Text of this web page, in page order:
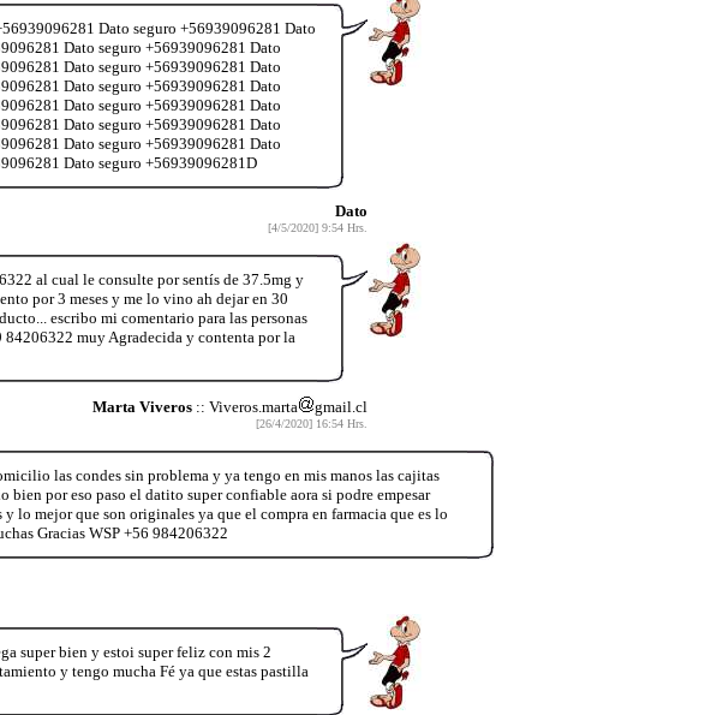
Dato seguro +56939096281 Dato
Dato seguro +56939096281 Dato
Dato seguro +56939096281 Dato
Dato seguro +56939096281 Dato
Dato seguro +56939096281 Dato
Dato seguro +56939096281 Dato
Dato seguro +56939096281 Dato
Dato seguro +56939096281D
Dato
[4/5/2020] 9:54 Hrs.
al cual le consulte por sentís de 37.5mg y
por 3 meses y me lo vino ah dejar en 30
escribo mi comentario para las personas
84206322 muy Agradecida y contenta por la
Marta Viveros:: Viveros.marta gmail.cl
[26/4/2020] 16:54 Hrs.
las condes sin problema y ya tengo en mis manos las cajitas
por eso paso el datito super confiable aora si podre empesar
lo mejor que son originales ya que el compra en farmacia que es lo
Gracias WSP +56 984206322
super bien y estoi super feliz con mis 2
y tengo mucha Fé ya que estas pastilla